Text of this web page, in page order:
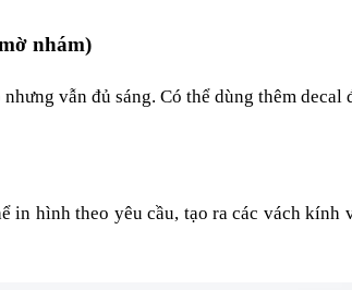
nhám)
vẫn đủ sáng. Có thể dùng thêm
hình theo yêu cầu, tạo ra các vách